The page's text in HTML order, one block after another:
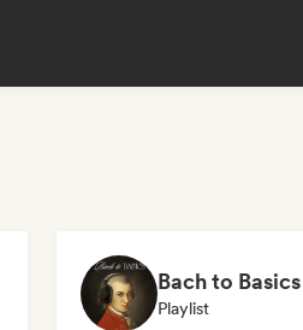
Bach to Basics
Playlist